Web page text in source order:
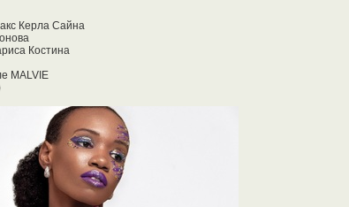
Керла Сайна
Костина
MALVIE